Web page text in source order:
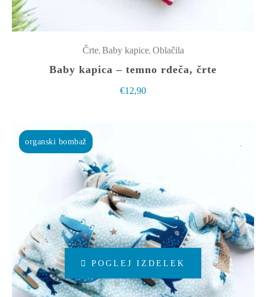
Črte, Baby kapice, Oblačila
Baby kapica – temno rdeča, črte
€12,90
organski bombaž
POGLEJ IZDELEK
Ta
izdelek
ima